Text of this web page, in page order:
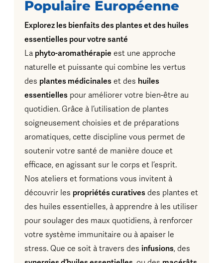
Populaire Européenne
Explorez les bienfaits des plantes et des huiles
essentielles pour votre santé
La phyto-aromathérapie est une approche
naturelle et puissante qui combine les vertus
des plantes médicinales et des huiles
essentielles pour améliorer votre bien-être au
quotidien. Grâce à l’utilisation de plantes
soigneusement choisies et de préparations
aromatiques, cette discipline vous permet de
soutenir votre santé de manière douce et
efficace, en agissant sur le corps et l’esprit.
Nos ateliers et formations vous invitent à
découvrir les propriétés curatives des plantes et
des huiles essentielles, à apprendre à les utiliser
pour soulager des maux quotidiens, à renforcer
votre système immunitaire ou à apaiser le
stress. Que ce soit à travers des infusions, des